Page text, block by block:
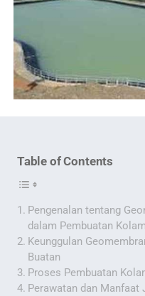
Table of Contents
Pengenalan tentang
dalam Pembuatan
Keunggulan
Buatan
Proses Pembuatan
Perawatan dan Manfaat